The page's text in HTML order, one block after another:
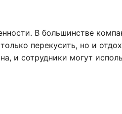
В большинстве
перекусить, но и
и сотрудники могут